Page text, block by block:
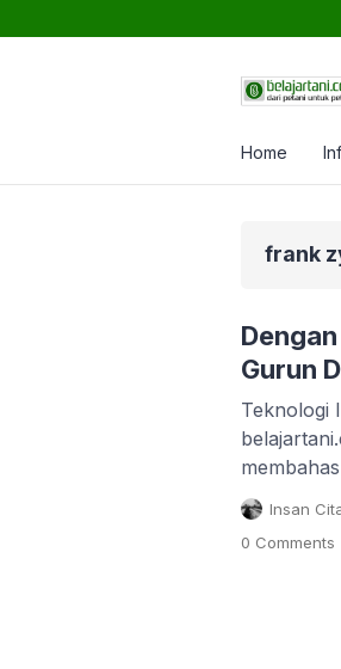
Home
frank
Gurun
Teknologi
seluruh
menarik
Center
Insan
0 Comments